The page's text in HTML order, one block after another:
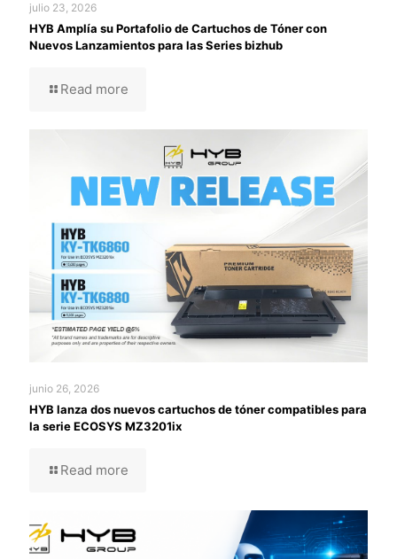
julio 23, 2026
HYB Amplía su Portafolio de Cartuchos de Tóner con
Nuevos Lanzamientos para las Series bizhub
Read more
junio 26, 2026
HYB lanza dos nuevos cartuchos de tóner compatibles para
la serie ECOSYS MZ3201ix
Read more